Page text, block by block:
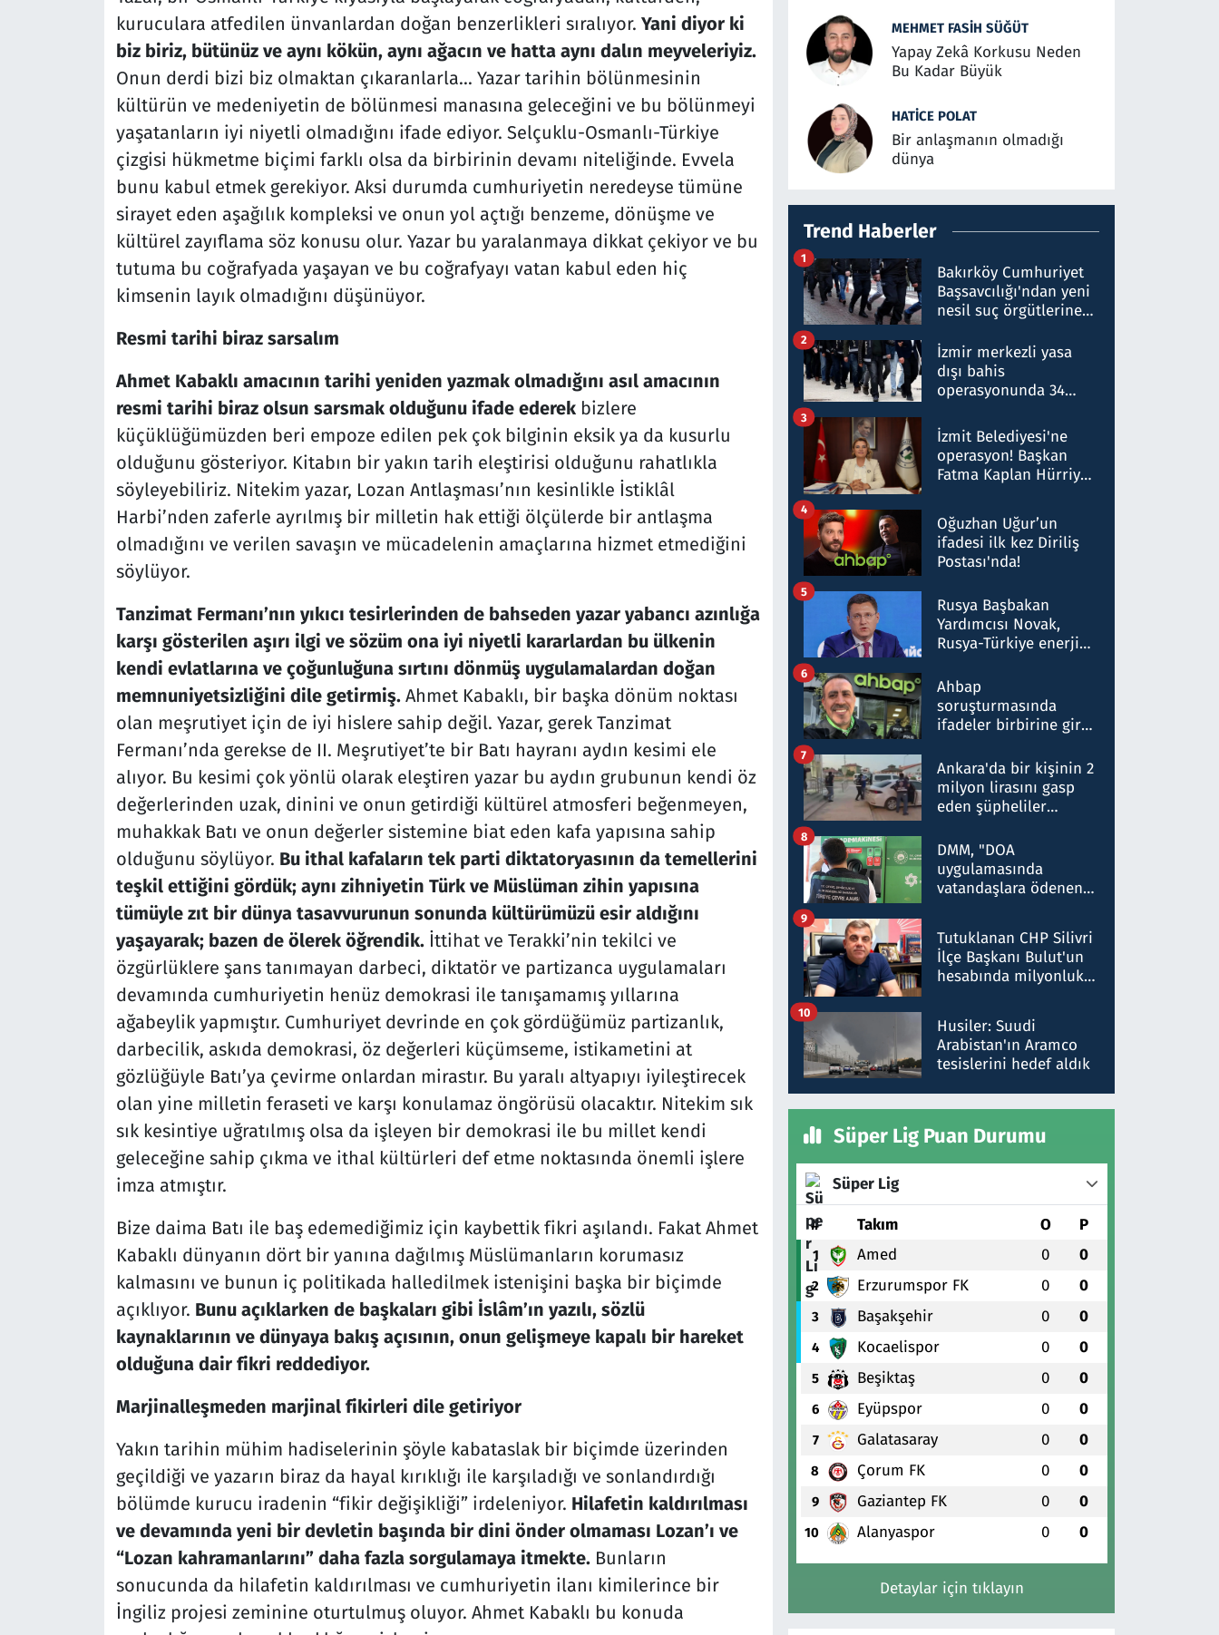
kuruculara atfedilen ünvanlardan doğan benzerlikleri sıralıyor. Yani diyor ki
biz biriz, bütünüz ve aynı kökün, aynı ağacın ve hatta aynı dalın meyveleriyiz.
Onun derdi bizi biz olmaktan çıkaranlarla... Yazar tarihin bölünmesinin
kültürün ve medeniyetin de bölünmesi manasına geleceğini ve bu bölünmeyi
yaşatanların iyi niyetli olmadığını ifade ediyor. Selçuklu-Osmanlı-Türkiye
çizgisi hükmetme biçimi farklı olsa da birbirinin devamı niteliğinde. Evvela
bunu kabul etmek gerekiyor. Aksi durumda cumhuriyetin neredeyse tümüne
sirayet eden aşağılık kompleksi ve onun yol açtığı benzeme, dönüşme ve
kültürel zayıflama söz konusu olur. Yazar bu yaralanmaya dikkat çekiyor ve bu
tutuma bu coğrafyada yaşayan ve bu coğrafyayı vatan kabul eden hiç
kimsenin layık olmadığını düşünüyor.
Resmi tarihi biraz sarsalım
Ahmet Kabaklı amacının tarihi yeniden yazmak olmadığını asıl amacının
resmi tarihi biraz olsun sarsmak olduğunu ifade ederek bizlere
küçüklüğümüzden beri empoze edilen pek çok bilginin eksik ya da kusurlu
olduğunu gösteriyor. Kitabın bir yakın tarih eleştirisi olduğunu rahatlıkla
söyleyebiliriz. Nitekim yazar, Lozan Antlaşması’nın kesinlikle İstiklâl
Harbi’nden zaferle ayrılmış bir milletin hak ettiği ölçülerde bir antlaşma
olmadığını ve verilen savaşın ve mücadelenin amaçlarına hizmet etmediğini
söylüyor.
Tanzimat Fermanı’nın yıkıcı tesirlerinden de bahseden yazar yabancı azınlığa
karşı gösterilen aşırı ilgi ve sözüm ona iyi niyetli kararlardan bu ülkenin
kendi evlatlarına ve çoğunluğuna sırtını dönmüş uygulamalardan doğan
memnuniyetsizliğini dile getirmiş.Ahmet Kabaklı, bir başka dönüm noktası
olan meşrutiyet için de iyi hislere sahip değil. Yazar, gerek Tanzimat
Fermanı’nda gerekse de II. Meşrutiyet’te bir Batı hayranı aydın kesimi ele
alıyor. Bu kesimi çok yönlü olarak eleştiren yazar bu aydın grubunun kendi öz
değerlerinden uzak, dinini ve onun getirdiği kültürel atmosferi beğenmeyen,
muhakkak Batı ve onun değerler sistemine biat eden kafa yapısına sahip
olduğunu söylüyor. Bu ithal kafaların tek parti diktatoryasının da temellerini
teşkil ettiğini gördük; aynı zihniyetin Türk ve Müslüman zihin yapısına
tümüyle zıt bir dünya tasavvurunun sonunda kültürümüzü esir aldığını
yaşayarak; bazen de ölerek öğrendik. İttihat ve Terakki’nin tekilci ve
özgürlüklere şans tanımayan darbeci, diktatör ve partizanca uygulamaları
devamında cumhuriyetin henüz demokrasi ile tanışamamış yıllarına
ağabeylik yapmıştır. Cumhuriyet devrinde en çok gördüğümüz partizanlık,
darbecilik, askıda demokrasi, öz değerleri küçümseme, istikametini at
gözlüğüyle Batı’ya çevirme onlardan mirastır. Bu yaralı altyapıyı iyileştirecek
olan yine milletin feraseti ve karşı konulamaz öngörüsü olacaktır. Nitekim sık
sık kesintiye uğratılmış olsa da işleyen bir demokrasi ile bu millet kendi
geleceğine sahip çıkma ve ithal kültürleri def etme noktasında önemli işlere
imza atmıştır.
Bize daima Batı ile baş edemediğimiz için kaybettik fikri aşılandı. Fakat Ahmet
Kabaklı dünyanın dört bir yanına dağılmış Müslümanların korumasız
kalmasını ve bunun iç politikada halledilmek istenişini başka bir biçimde
açıklıyor. Bunu açıklarken de başkaları gibi İslâm’ın yazılı, sözlü
kaynaklarının ve dünyaya bakış açısının, onun gelişmeye kapalı bir hareket
olduğuna dair fikri reddediyor.
Marjinalleşmeden marjinal fikirleri dile getiriyor
Yakın tarihin mühim hadiselerinin şöyle kabataslak bir biçimde üzerinden
geçildiği ve yazarın biraz da hayal kırıklığı ile karşıladığı ve sonlandırdığı
bölümde kurucu iradenin “fikir değişikliği” irdeleniyor. Hilafetin kaldırılması
ve devamında yeni bir devletin başında bir dini önder olmaması Lozan’ı ve
“Lozan kahramanlarını” daha fazla sorgulamaya itmekte.Bunların
sonucunda da hilafetin kaldırılması ve cumhuriyetin ilanı kimilerince bir
İngiliz projesi zeminine oturtulmuş oluyor. Ahmet Kabaklı bu konuda
MEHMET FASIH SÜĞÜT
Yapay Zekâ Korkusu Neden
Bu Kadar Büyük
HATICE POLAT
Bir anlaşmanın olmadığı
dünya
Trend Haberler
Bakırköy Cumhuriyet
Başsavcılığı'ndan yeni
nesil suç örgütlerine
hakkında gözaltı kararı
1
İzmir merkezli yasa
dışı bahis
operasyonunda 34
Milyar liralık para
trafiği tespit edildi
2
İzmit Belediyesi'ne
operasyon! Başkan
Fatma Kaplan Hürriyet
3
Oğuzhan Uğur’un
ifadesi ilk kez Diriliş
Postası'nda!
4
Rusya Başbakan
Yardımcısı Novak,
Rusya-Türkiye enerji
nitelikte olduğunu
belirtti
5
Ahbap
soruşturmasında
ifadeler birbirine girdi:
ifadelerinden ortaya
çıkan tablo şok etti
6
Ankara'da bir kişinin 2
milyon lirasını gasp
eden şüpheliler
7
DMM, "DOA
uygulamasında
vatandaşlara ödenen
düşürüldüğü" iddiasını
yalanladı
8
Tutuklanan CHP Silivri
İlçe Başkanı Bulut'un
hesabında milyonluk
talimat verdi, ben
gönderdim
9
Husiler: Suudi
Arabistan'ın Aramco
tesislerini hedef aldık
10
Süper Lig Puan Durumu
Süper Lig
# Takım O P
1 Amed 0 0
2 Erzurumspor FK 0 0
3 Başakşehir 0 0
4 Kocaelispor 0 0
5 Beşiktaş 0 0
6 Eyüpspor 0 0
7 Galatasaray 0 0
8 Çorum FK 0 0
9 Gaziantep FK 0 0
10 Alanyaspor 0 0
Detaylar için tıklayın